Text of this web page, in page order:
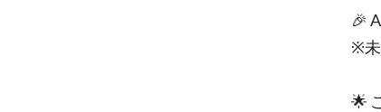
🎉
※
🌟